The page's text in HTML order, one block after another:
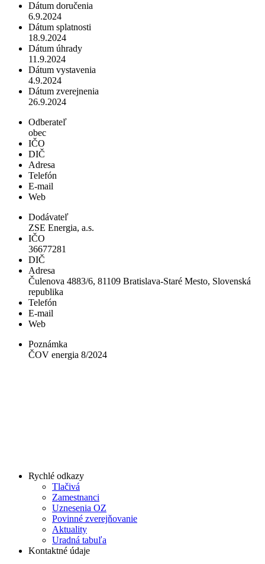
Dátum doručenia
6.9.2024
Dátum splatnosti
18.9.2024
Dátum úhrady
11.9.2024
Dátum vystavenia
4.9.2024
Dátum zverejnenia
26.9.2024
Odberateľ
obec
IČO
DIČ
Adresa
Telefón
E-mail
Web
Dodávateľ
ZSE Energia, a.s.
IČO
36677281
DIČ
Adresa
Čulenova 4883/6, 81109 Bratislava-Staré Mesto, Slovenská
republika
Telefón
E-mail
Web
Poznámka
ČOV energia 8/2024
Rychlé odkazy
Tlačivá
Zamestnanci
Uznesenia OZ
Povinné zverejňovanie
Aktuality
Uradná tabuľa
Kontaktné údaje